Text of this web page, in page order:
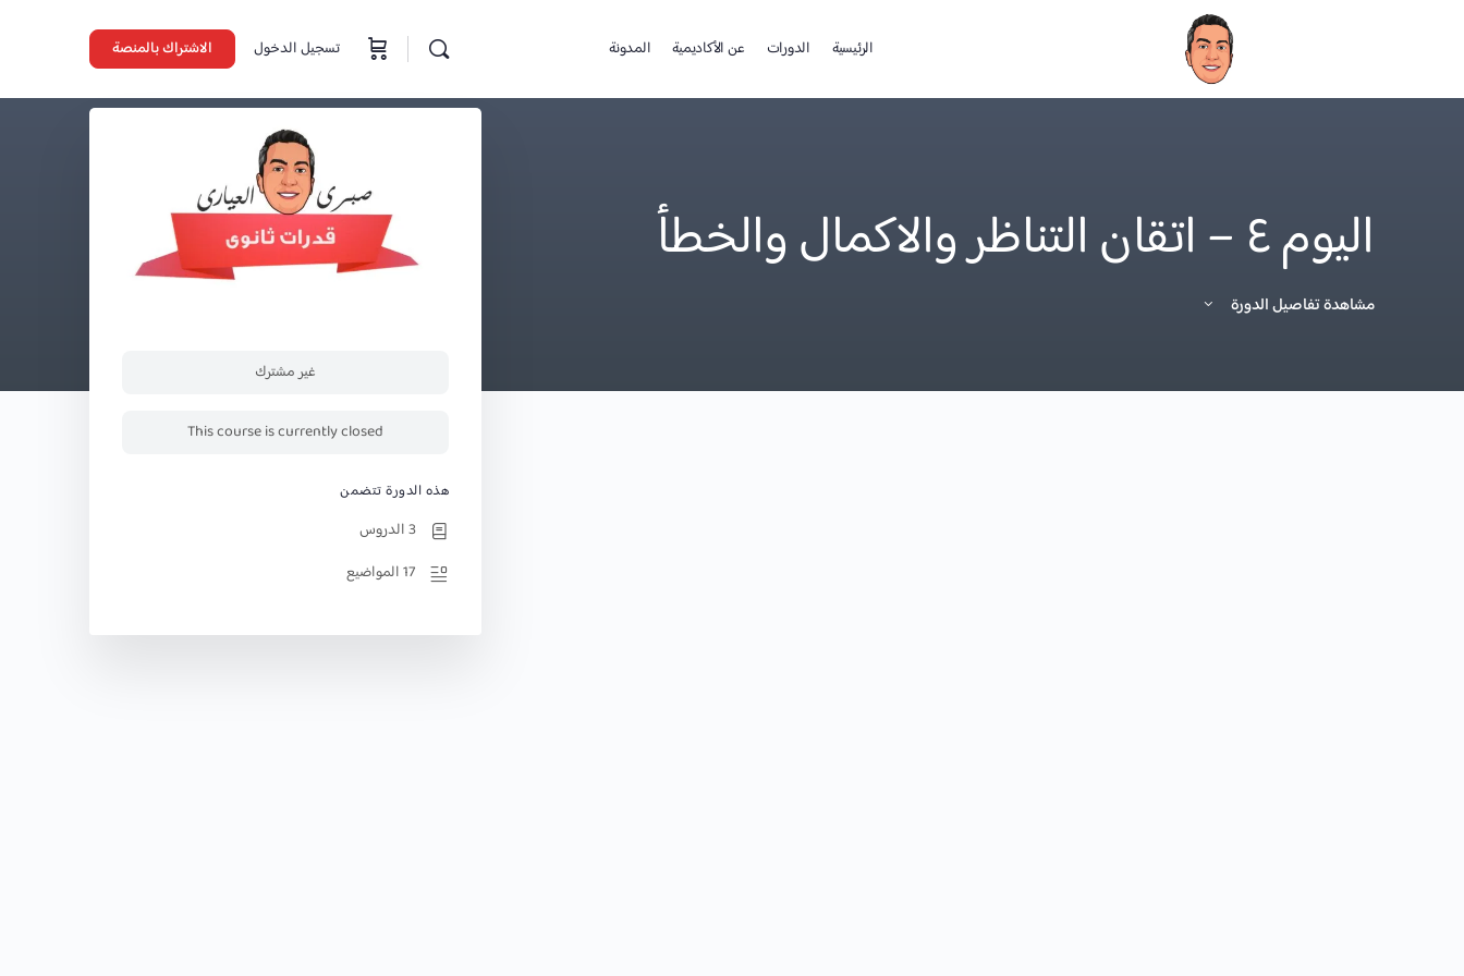
الرئيسية الدورات عن الأكاديمية المدونة تسجيل الدخول الاشتراك بالمنصة
اليوم ٤ – اتقان التناظر والاكمال والخطأ
مشاهدة تفاصيل الدورة
غير مشترك
This course is currently closed
هذه الدورة تتضمن
3 الدروس
17 المواضيع